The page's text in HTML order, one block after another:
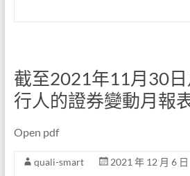
截至2021年11月30
行人的證券變動月報
Open pdf
quali-smart 2021 年 12 月 6 日